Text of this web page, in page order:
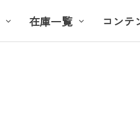
在庫一覧 コンテ